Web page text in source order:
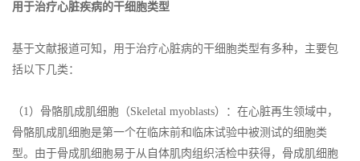
用于治疗心脏疾病的干细胞类型
基于文献报道可知，用于治疗心脏病的干细胞类型有多种，主要包
括以下几类：
（1）骨骼肌成肌细胞（Skeletal myoblasts）：在心脏再生领域中，
骨骼肌成肌细胞是第一个在临床前和临床试验中被测试的细胞类
型。由于骨成肌细胞易于从自体肌肉组织活检中获得，骨成肌细胞